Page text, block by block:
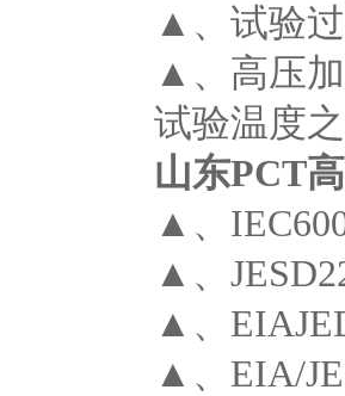
▲、试验
▲、高压
试验温
山东PCT
▲、
▲、
▲、
▲、EIA/